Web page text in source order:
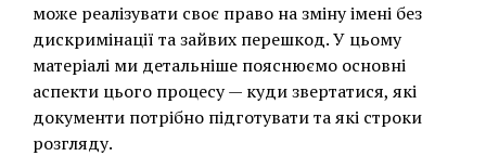
може реалізувати своє право на зміну імені без
дискримінації та зайвих перешкод. У цьому
матеріалі ми детальніше пояснюємо основні
аспекти цього процесу — куди звертатися, які
документи потрібно підготувати та які строки
розгляду.